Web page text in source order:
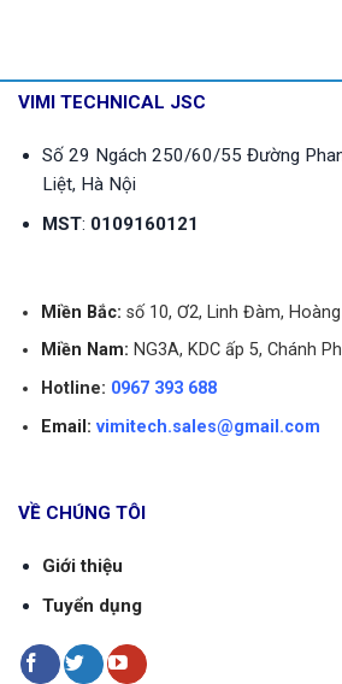
VIMI TECHNICAL JSC
Số 29 Ngách 250/60/55 Đường
Liệt, Hà Nội
MST: 0109160121
Miền Bắc: số 10, Ơ2, Linh Đàm,
Miền Nam: NG3A, KDC ấp 5, Chánh
Hotline: 0967 393 688
Email: vimitech.sales@gmail.com
VỀ CHÚNG TÔI
Giới thiệu
Tuyển dụng